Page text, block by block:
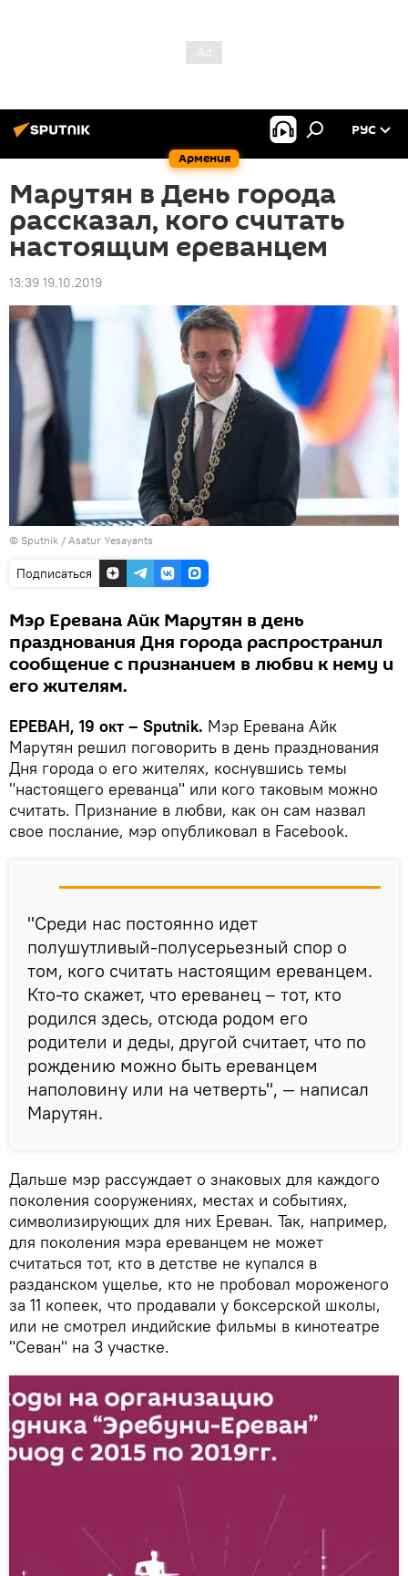
Армения
РУС
Марутян в День города
рассказал, кого считать
настоящим ереванцем
13:39 19.10.2019
© Sputnik / Asatur Yesayants
Подписаться
Мэр Еревана Айк Марутян в день
празднования Дня города распространил
сообщение с признанием в любви к нему и
его жителям.
ЕРЕВАН, 19 окт – Sputnik. Мэр Еревана Айк
Марутян решил поговорить в день празднования
Дня города о его жителях, коснувшись темы
"настоящего ереванца" или кого таковым можно
считать. Признание в любви, как он сам назвал
свое послание, мэр опубликовал в Facebook.
"Среди нас постоянно идет
полушутливый-полусерьезный спор о
том, кого считать настоящим ереванцем.
Кто-то скажет, что ереванец – тот, кто
родился здесь, отсюда родом его
родители и деды, другой считает, что по
рождению можно быть ереванцем
наполовину или на четверть", — написал
Марутян.
Дальше мэр рассуждает о знаковых для каждого
поколения сооружениях, местах и событиях,
символизирующих для них Ереван. Так, например,
для поколения мэра ереванцем не может
считаться тот, кто в детстве не купался в
разданском ущелье, кто не пробовал мороженого
за 11 копеек, что продавали у боксерской школы,
или не смотрел индийские фильмы в кинотеатре
"Севан" на 3 участке.